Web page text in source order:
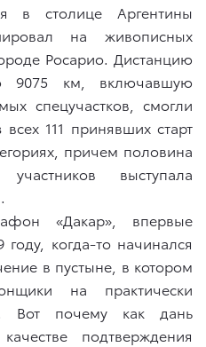
в столице Аргентины
на живописных
Росарио. Дистанцию
9075 км, включавшую
спецучастков, смогли
111 принявших старт
причем половина
выступала
«Дакар», впервые
когда-то начинался
в пустыне, в котором
на практически
Вот почему как дань
подтверждения